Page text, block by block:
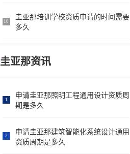
10
圭亚那培训学校资质申请的时间需要
多久
圭亚那资讯
1
申请圭亚那照明工程通用设计资质周
期是多久
2
申请圭亚那建筑智能化系统设计通用
资质周期是多久